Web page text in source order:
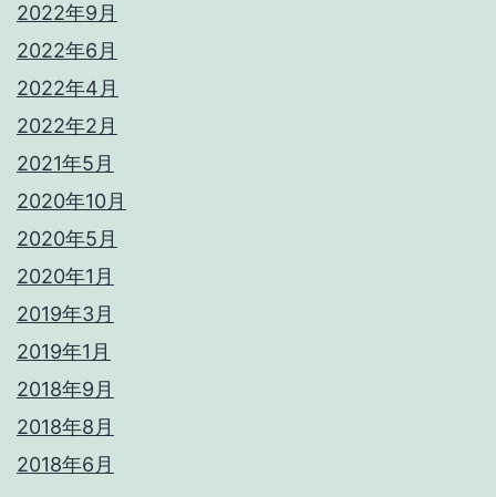
2022年9月
2022年6月
2022年4月
2022年2月
2021年5月
2020年10月
2020年5月
2020年1月
2019年3月
2019年1月
2018年9月
2018年8月
2018年6月